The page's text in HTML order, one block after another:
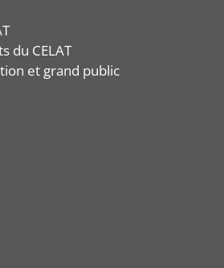
du CELAT
et grand public